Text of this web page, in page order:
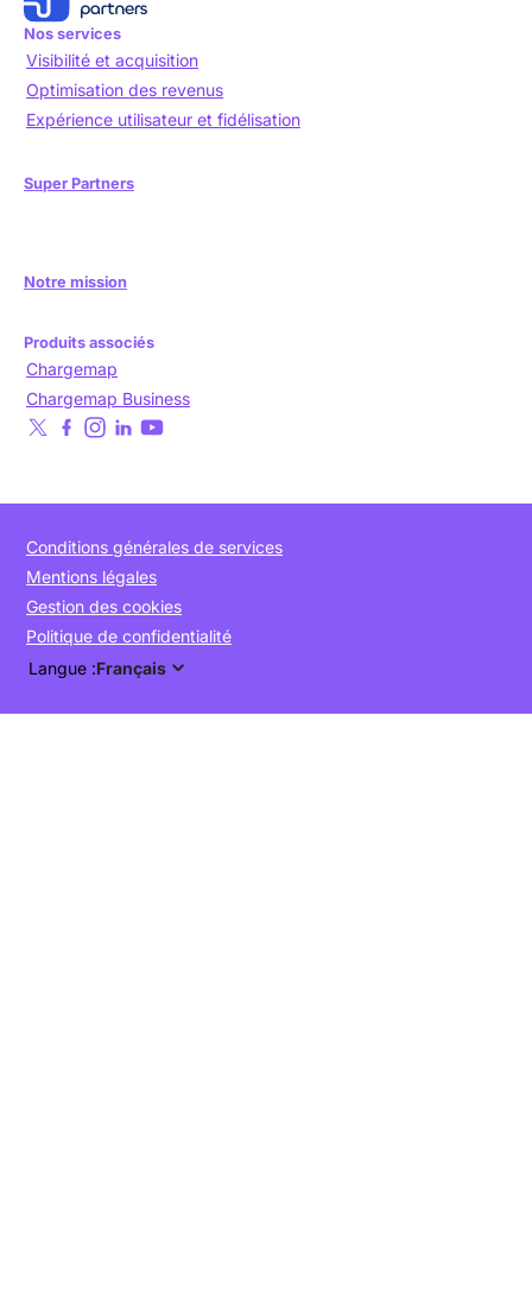
Nos services
Visibilité et acquisition
Optimisation des revenus
Expérience utilisateur et fidélisation
Super Partners
Notre mission
Produits associés
Chargemap
Chargemap Business
Conditions générales de services
Mentions légales
Gestion des cookies
Politique de confidentialité
Langue :Français